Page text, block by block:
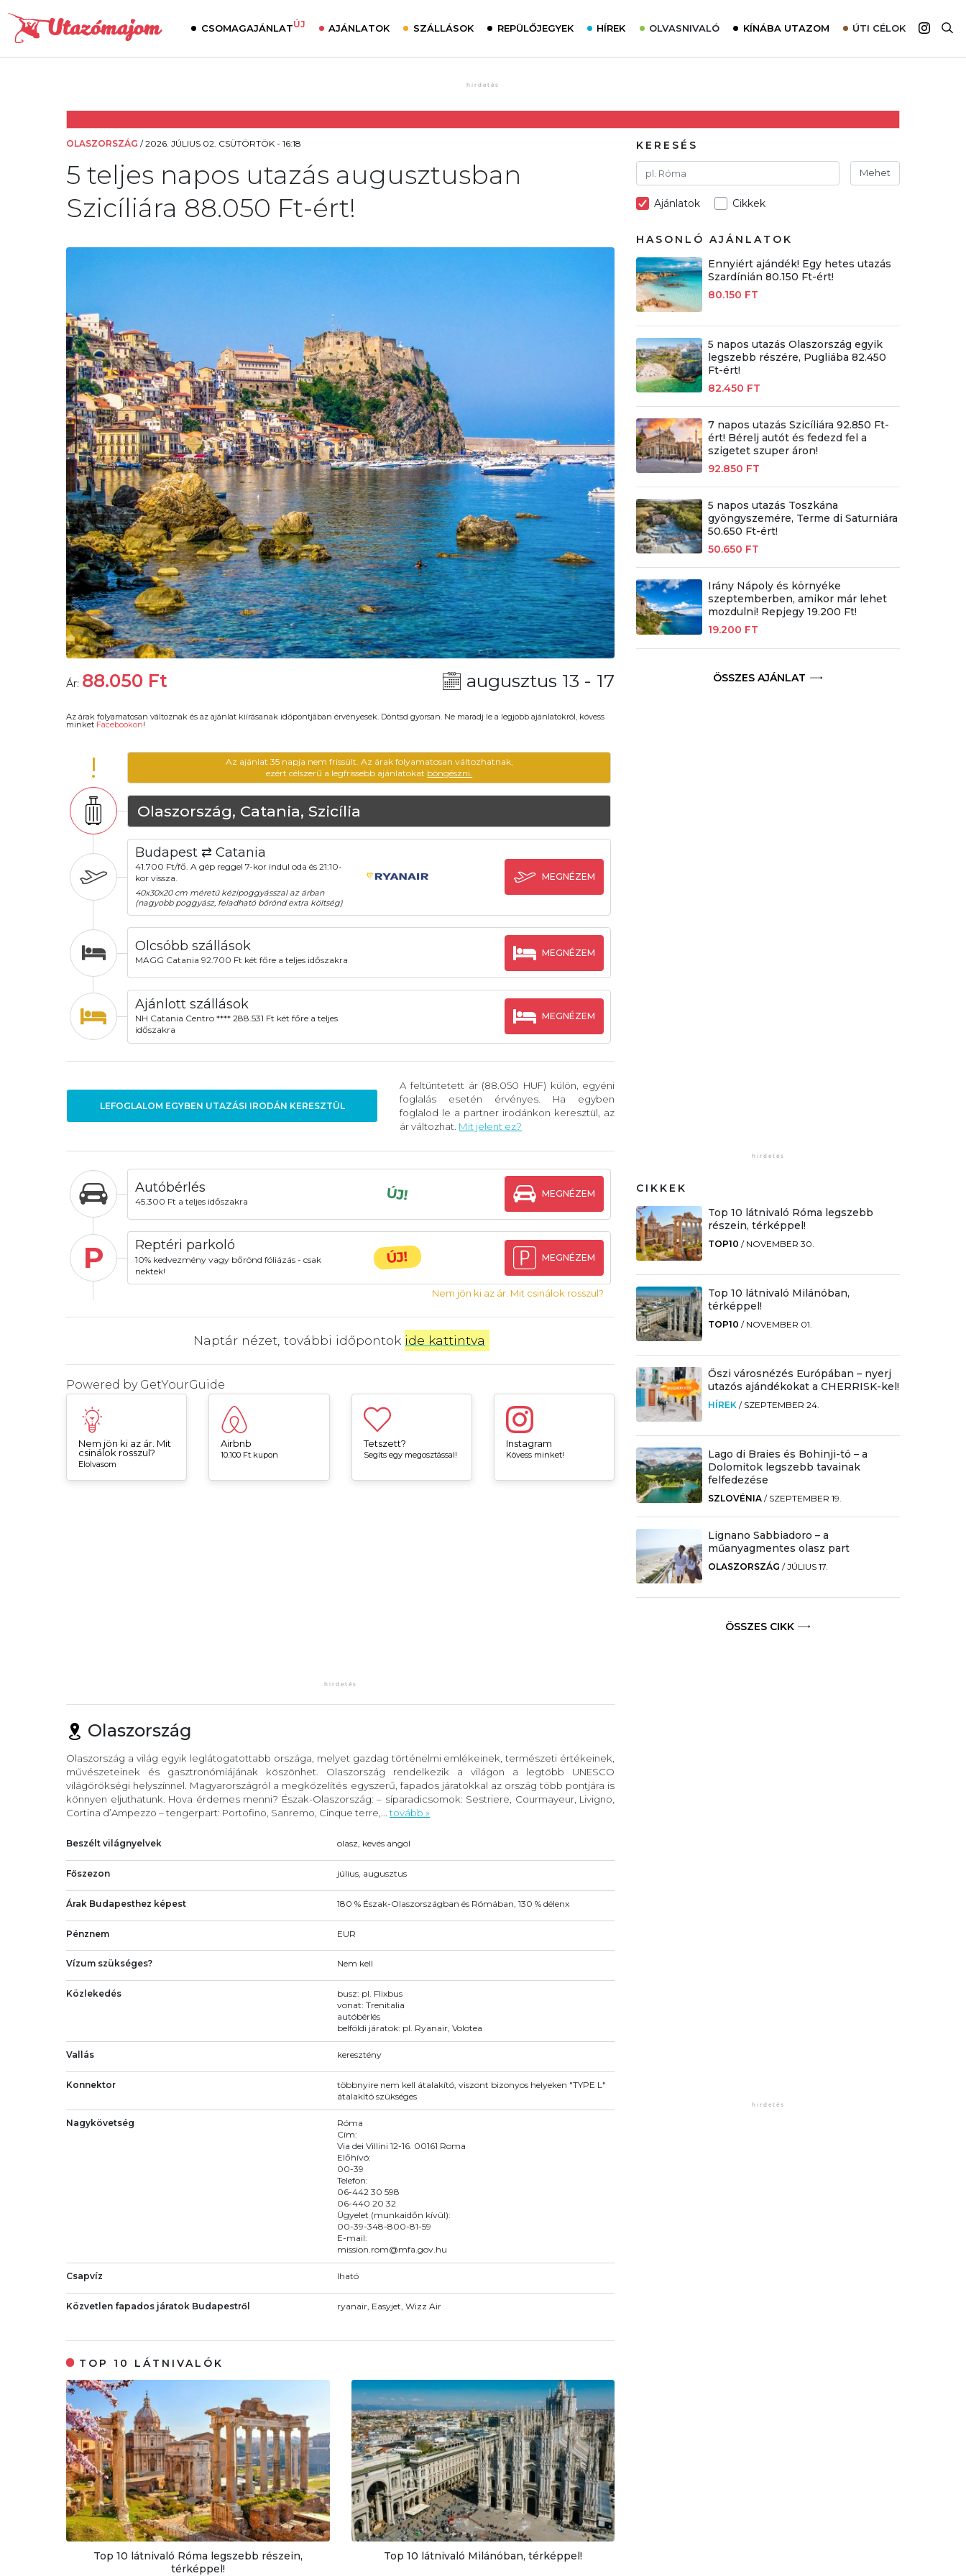
CSOMAGAJÁNLATÚJ AJÁNLATOK SZÁLLÁSOK REPÜLŐJEGYEK HÍREK OLVASNIVALÓ
Utazómajom – CitySIM kártya a világutazóknak
Élménybeszámolók
Szállodalátogatás
Sajtómegjelenések
KÍNÁBA UTAZOM ÚTI CÉLOK
Afrika
OLASZORSZÁG /2026. JÚLIUS 02. CSÜTÖRTÖK - 16:18
5 teljes napos utazás augusztusban
Szicíliára 88.050 Ft-ért!
Ár: 88.050 Ft augusztus 13 - 17
Az árak folyamatosan változnak és az ajánlat kiírásanak időpontjában érvényesek. Döntsd gyorsan. Ne maradj le a legjobb ajánlatokról, kövess
minket Facebookon!
!
Az ajánlat 35 napja nem frissült. Az árak folyamatosan változhatnak,
ezért célszerű a legfrissebb ajánlatokat böngészni.
Olaszország, Catania, Szicília
Budapest ⇄ Catania
41.700 Ft/fő. A gép reggel 7-kor indul oda és 21:10-
kor vissza.
40x30x20 cm méretű kézipoggyásszal az árban
(nagyobb poggyász, feladható bőrönd extra költség)
MEGNÉZEM
Olcsóbb szállások
MAGG Catania 92.700 Ft két főre a teljes időszakra
MEGNÉZEM
Ajánlott szállások
NH Catania Centro **** 288.531 Ft két főre a teljes
időszakra
MEGNÉZEM
LEFOGLALOM EGYBEN UTAZÁSI IRODÁN KERESZTÜL
A feltüntetett ár (88.050 HUF) külön, egyéni
foglalás esetén érvényes. Ha egyben
foglalod le a partner irodánkon keresztül, az
ár változhat. Mit jelent ez?
Autóbérlés
45.300 Ft a teljes időszakra ÚJ! MEGNÉZEM
P Reptéri parkoló
10% kedvezmény vagy bőrönd fóliázás - csak
nektek!
ÚJ! MEGNÉZEM
Nem jön ki az ár. Mit csinálok rosszul?
Naptár nézet, további időpontok ide kattintva
Powered by GetYourGuide
Nem jön ki az ár. Mit
csinálok rosszul?
Elolvasom
Airbnb
10.100 Ft kupon
Tetszett?
Segíts egy megosztással!
Instagram
Kövess minket!
Olaszország
Olaszország a világ egyik leglátogatottabb országa, melyet gazdag történelmi emlékeinek, természeti értékeinek,
művészeteinek és gasztronómiájának köszönhet. Olaszország rendelkezik a világon a legtöbb UNESCO
világörökségi helyszínnel. Magyarországról a megközelítés egyszerű, fapados járatokkal az ország több pontjára is
könnyen eljuthatunk. Hova érdemes menni? Észak-Olaszország: – síparadicsomok: Sestriere, Courmayeur, Livigno,
Cortina d’Ampezzo – tengerpart: Portofino, Sanremo, Cinque terre,... tovább »
Beszélt világnyelvek olasz, kevés angol
Főszezon július, augusztus
Árak Budapesthez képest 180 % Észak-Olaszországban és Rómában, 130 % délenx
Pénznem EUR
Vízum szükséges? Nem kell
Közlekedés
busz: pl. Flixbus
vonat: Trenitalia
autóbérlés
belföldi járatok: pl. Ryanair, Volotea
Vallás keresztény
Konnektor
többnyire nem kell átalakító, viszont bizonyos helyeken "TYPE L"
átalakító szükséges
Nagykövetség
Róma
Cím:
Via dei Villini 12-16. 00161 Roma
Előhívó:
00-39
Telefon:
06-442 30 598
06-440 20 32
Ügyelet (munkaidőn kívül):
00-39-348-800-81-59
E-mail:
mission.rom@mfa.gov.hu
Csapvíz Iható
Közvetlen fapados járatok Budapestről ryanair, Easyjet, Wizz Air
TOP 10 LÁTNIVALÓK
Top 10 látnivaló Róma legszebb részein,
térképpel!
Top 10 látnivaló Milánóban, térképpel!
KERESÉS
Mehet
Ajánlatok Cikkek
HASONLÓ AJÁNLATOK
Ennyiért ajándék! Egy hetes utazás
Szardínián 80.150 Ft-ért!
80.150 FT
5 napos utazás Olaszország egyik
legszebb részére, Pugliába 82.450
Ft-ért!
82.450 FT
7 napos utazás Szicíliára 92.850 Ft-
ért! Bérelj autót és fedezd fel a
szigetet szuper áron!
92.850 FT
5 napos utazás Toszkána
gyöngyszemére, Terme di Saturniára
50.650 Ft-ért!
50.650 FT
Irány Nápoly és környéke
szeptemberben, amikor már lehet
mozdulni! Repjegy 19.200 Ft!
19.200 FT
ÖSSZES AJÁNLAT
CIKKEK
Top 10 látnivaló Róma legszebb
részein, térképpel!
TOP10 / NOVEMBER 30.
Top 10 látnivaló Milánóban,
térképpel!
TOP10 / NOVEMBER 01.
Őszi városnézés Európában – nyerj
utazós ajándékokat a CHERRISK-kel!
HÍREK / SZEPTEMBER 24.
Lago di Braies és Bohinji-tó – a
Dolomitok legszebb tavainak
felfedezése
SZLOVÉNIA / SZEPTEMBER 19.
Lignano Sabbiadoro – a
műanyagmentes olasz part
OLASZORSZÁG /JÚLIUS 17.
ÖSSZES CIKK